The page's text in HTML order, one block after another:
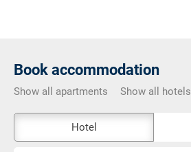
Book accommodation
Show all apartments Show all hotels
external
Hotel